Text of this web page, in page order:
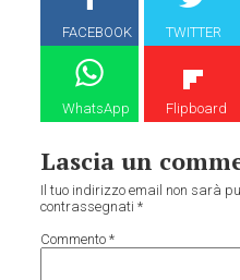
FACEBOOK TWITTER
WhatsApp Flipboard
Lascia un
Il tuo indirizzo email non sarà
contrassegnati*
Commento*